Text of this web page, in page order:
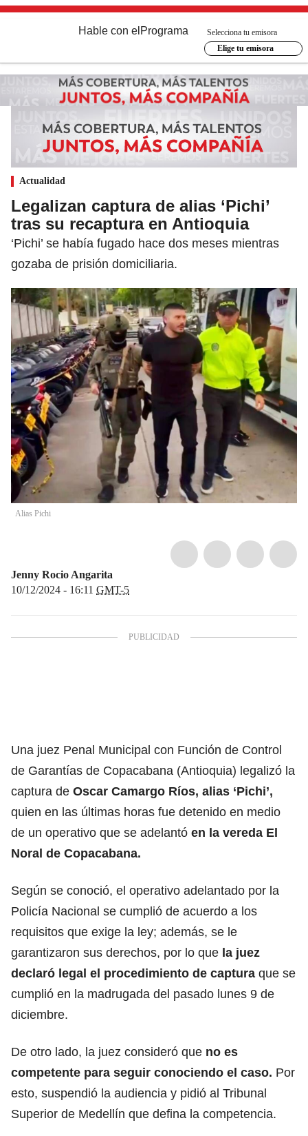
Hable con el Programa
Selecciona tu emisora
Elige tu emisora
Actualidad
Legalizan captura de alias ‘Pichi’
tras su recaptura en Antioquia
‘Pichi’ se había fugado hace dos meses mientras
gozaba de prisión domiciliaria.
Alias Pichi
Jenny Rocio Angarita
10/12/2024 - 16:11 GMT-5
Una juez Penal Municipal con Función de Control
de Garantías de Copacabana (Antioquia) legalizó la
captura de Oscar Camargo Ríos, alias ‘Pichi’,
quien en las últimas horas fue detenido en medio
de un operativo que se adelantó en la vereda El
Noral de Copacabana.
Según se conoció, el operativo adelantado por la
Policía Nacional se cumplió de acuerdo a los
requisitos que exige la ley; además, se le
garantizaron sus derechos, por lo que la juez
declaró legal el procedimiento de captura que se
cumplió en la madrugada del pasado lunes 9 de
diciembre.
De otro lado, la juez consideró que no es
competente para seguir conociendo el caso. Por
esto, suspendió la audiencia y pidió al Tribunal
Superior de Medellín que defina la competencia.